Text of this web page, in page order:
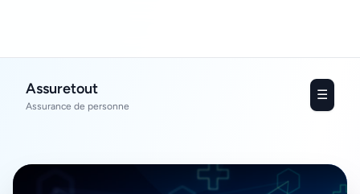
Assuretout
Assurance de personne
☰